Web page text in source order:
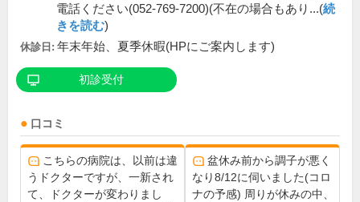
電話ください(052-769-7200)(不在の場合もあり...(続
きを読む)
休診日: 年末年始、夏季休暇(HPにご案内します)
初診受付
口コミ
こちらの病院は、以前は違
うドクターですが、一新され
て、ドクターが変わりまし
盆休み前から調子が悪く
なり8/12に伺いました(コロ
ナの予感) 周りが休みの中、